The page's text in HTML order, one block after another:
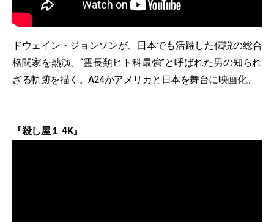
ドウェイン・ジョンソンが、日本でも活躍した伝説の総合
格闘家を熱演。“霊長類ヒト科最強”と呼ばれた男の知られ
ざる軌跡を描く。A24がアメリカと日本を舞台に映画化。
『殺し屋１ 4K』